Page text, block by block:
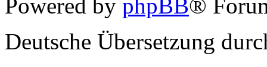
Powered by phpBB®
Deutsche Übersetzung